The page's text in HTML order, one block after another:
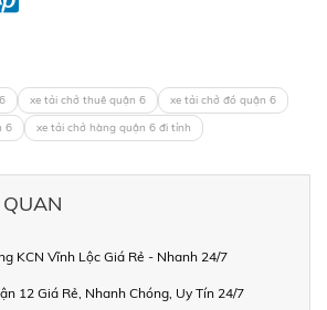
xe tải chở thuê quận 6
xe tải chở đồ quận 6
6
xe tải chở hàng quận 6 đi tỉnh
KCN Vĩnh Lộc Giá Rẻ - Nhanh 24/7
12 Giá Rẻ, Nhanh Chóng, Uy Tín 24/7